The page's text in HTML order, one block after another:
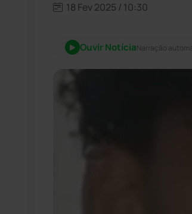
18 Fev 2025 / 10:30
Ouvir NotíciaNarração